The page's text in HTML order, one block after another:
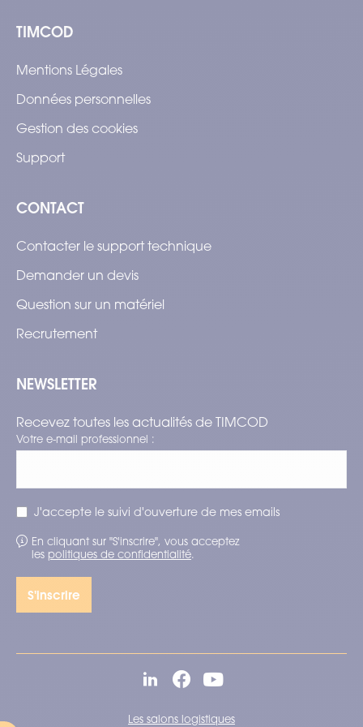
TIMCOD
Mentions Légales
Données personnelles
Gestion des cookies
Support
CONTACT
Contacter le support technique
Demander un devis
Question sur un matériel
Recrutement
NEWSLETTER
Recevez toutes les actualités de TIMCOD
Votre e-mail professionnel :
J'accepte le suivi d'ouverture de mes emails
En cliquant sur "S'inscrire", vous acceptez
les politiques de confidentialité.
Les salons logistiques